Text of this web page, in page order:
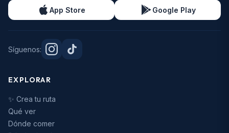
App Store Google Play
Síguenos:
EXPLORAR
✨ Crea tu ruta
Qué ver
Dónde comer